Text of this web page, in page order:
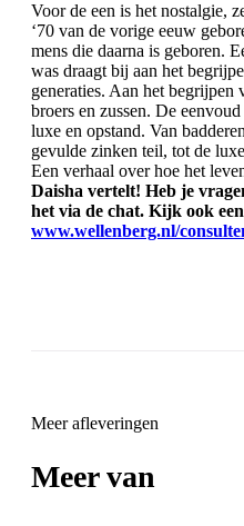
Voor de een is het nostalgie,
‘70 van de vorige eeuw
mens die daarna is geboren.
was draagt bij aan het
generaties. Aan het begrijpen
broers en zussen. De
luxe en opstand. Van
gevulde zinken teil, tot de
Een verhaal over hoe het
Daisha vertelt! Heb je
het via de chat. Kijk ook
www.wellenberg.nl/
Meer afleveringen
Meer van